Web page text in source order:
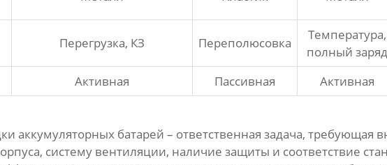
Перегрузка, КЗ Переполюсовка
Температура,
полный заряд
Активная Пассивная Активная
аккумуляторных батарей – ответственная задача, требующая
систему вентиляции, наличие защиты и соответствие